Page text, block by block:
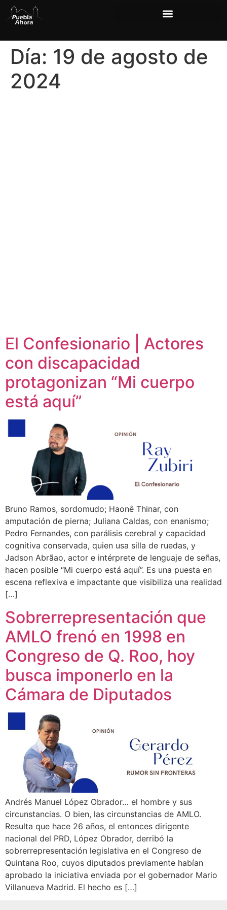
Día: 19 de agosto de
2024
El Confesionario | Actores
con discapacidad
protagonizan “Mi cuerpo
está aquí”
Bruno Ramos, sordomudo; Haonê Thinar, con
amputación de pierna; Juliana Caldas, con enanismo;
Pedro Fernandes, con parálisis cerebral y capacidad
cognitiva conservada, quien usa silla de ruedas, y
Jadson Abrãao, actor e intérprete de lenguaje de señas,
hacen posible “Mi cuerpo está aquí”. Es una puesta en
escena reflexiva e impactante que visibiliza una realidad
[…]
Sobrerrepresentación que
AMLO frenó en 1998 en
Congreso de Q. Roo, hoy
busca imponerlo en la
Cámara de Diputados
Andrés Manuel López Obrador… el hombre y sus
circunstancias. O bien, las circunstancias de AMLO.
Resulta que hace 26 años, el entonces dirigente
nacional del PRD, López Obrador, derribó la
sobrerrepresentación legislativa en el Congreso de
Quintana Roo, cuyos diputados previamente habían
aprobado la iniciativa enviada por el gobernador Mario
Villanueva Madrid. El hecho es […]